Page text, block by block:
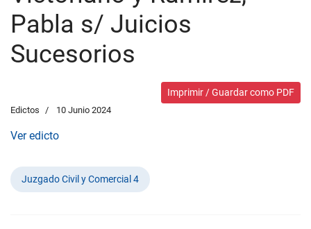
Pabla s/ Juicios
Sucesorios
Imprimir / Guardar como PDF
Edictos 10 Junio 2024
Ver edicto
Juzgado Civil y Comercial 4